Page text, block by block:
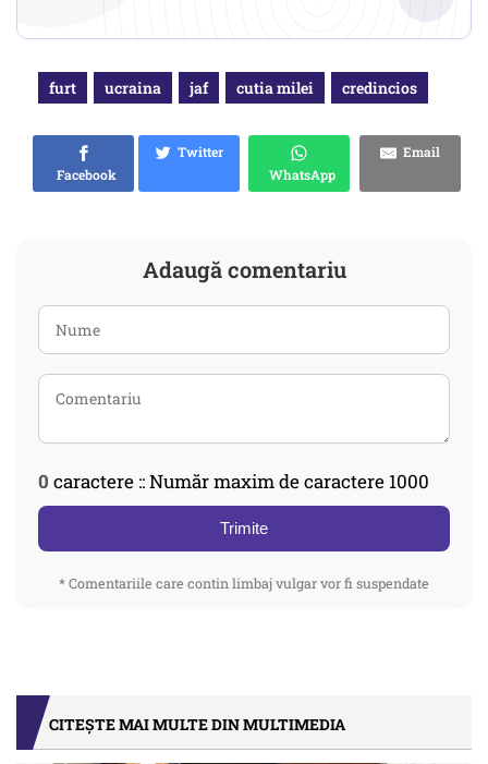
furt ucraina jaf cutia milei credincios
Facebook
Twitter
WhatsApp
Email
Adaugă comentariu
0 caractere :: Număr maxim de caractere 1000
Trimite
* Comentariile care contin limbaj vulgar vor fi suspendate
CITEȘTE MAI MULTE DIN MULTIMEDIA